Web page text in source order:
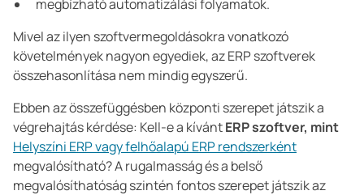
megbízható automatizálási folyamatok.
Mivel az ilyen szoftvermegoldásokra vonatkozó
követelmények nagyon egyediek, az ERP szoftverek
összehasonlítása nem mindig egyszerű.
Ebben az összefüggésben központi szerepet játszik a
végrehajtás kérdése: Kell-e a kívántERP szoftver, mint
Helyszíni ERP vagy felhőalapú ERP rendszerként
megvalósítható? A rugalmasság és a belső
megvalósíthatóság szintén fontos szerepet játszik az